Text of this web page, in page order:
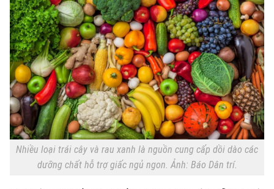
Nhiều loại trái cây và rau xanh là nguồn cung cấp dồi dào các
dưỡng chất hỗ trợ giấc ngủ ngon. Ảnh: Báo Dân trí.